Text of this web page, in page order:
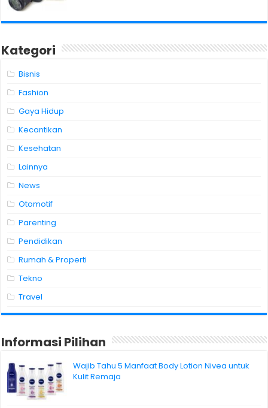
Kategori
Bisnis
Fashion
Gaya Hidup
Kecantikan
Kesehatan
Lainnya
News
Otomotif
Parenting
Pendidikan
Rumah & Properti
Tekno
Travel
Informasi Pilihan
Wajib Tahu 5 Manfaat Body Lotion Nivea untuk
Kulit Remaja